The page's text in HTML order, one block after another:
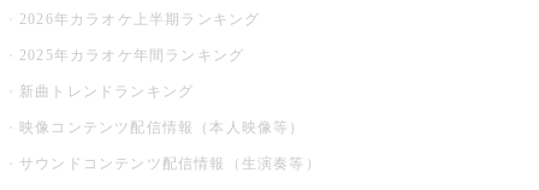
2026年カラオケ上半期ランキング
2025年カラオケ年間ランキング
新曲トレンドランキング
映像コンテンツ配信情報（本人映像等）
サウンドコンテンツ配信情報（生演奏等）